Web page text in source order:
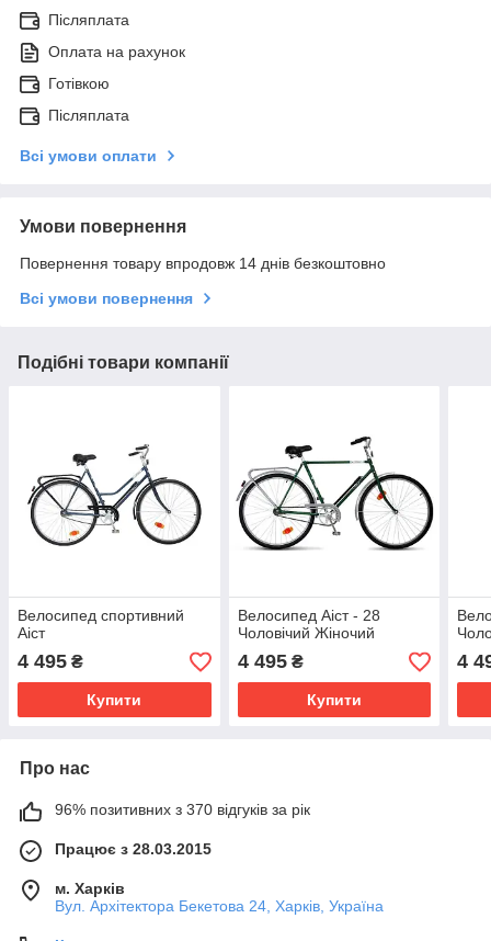
Післяплата
Оплата на рахунок
Готівкою
Післяплата
Всі умови оплати
Умови повернення
Повернення товару впродовж 14 днів безкоштовно
Всі умови повернення
Подібні товари компанії
Велосипед спортивний
Аіст
4 495 ₴
Купити
Велосипед Аіст - 28
Чоловічий Жіночий
4 495₴
Купити
4
Про нас
96% позитивних з 370 відгуків за рік
Працює з 28.03.2015
м. Харків
Вул. Архітектора Бекетова 24, Харків, Україна